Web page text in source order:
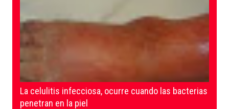
La celulitis infecciosa, ocurre cuando las bacterias
penetran en la piel